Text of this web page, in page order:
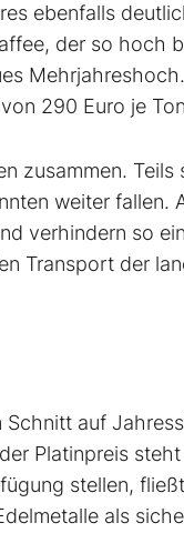
ebenfalls
der so hoch
290 Euro je
zusammen.
weiter fallen.
verhindern so
Transport der
auf
Platinpreis
stellen,
als